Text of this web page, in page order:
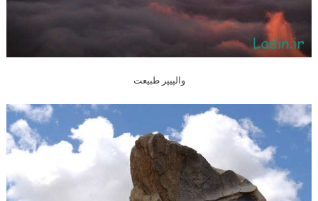
والپیپر طبیعت